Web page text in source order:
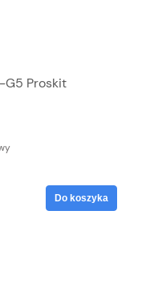
Proskit
Do koszyka